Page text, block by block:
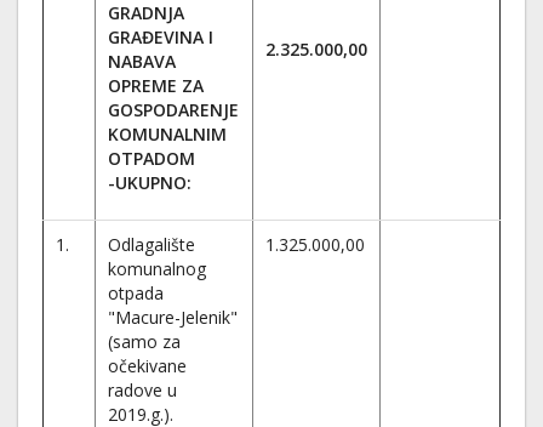
GRADNJA
GRAĐEVINA I
NABAVA
OPREME ZA
GOSPODARENJE
KOMUNALNIM
OTPADOM
-UKUPNO:
2.325.000,00
1.
Odlagalište
komunalnog
otpada
"Macure-Jelenik"
(samo za
očekivane
radove u
2019.g.).
1.325.000,00